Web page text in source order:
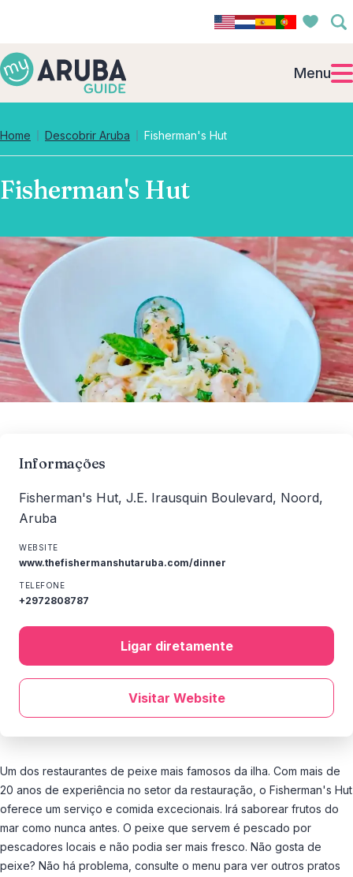
Menu
Home Descobrir Aruba Fisherman's Hut
Fisherman's Hut
Um dos restaurantes de peixe mais famosos da ilha. Com mais de
20 anos de experiência no setor da restauração, o Fisherman's Hut
oferece um serviço e comida excecionais. Irá saborear frutos do
mar como nunca antes. O peixe que servem é pescado por
pescadores locais e não podia ser mais fresco. Não gosta de
peixe? Não há problema, consulte o menu para ver outros pratos
Informações
Fisherman's Hut, J.E. Irausquin Boulevard, Noord,
Aruba
WEBSITE
www.thefishermanshutaruba.com/dinner
TELEFONE
+2972808787
Ligar diretamente
Visitar Website